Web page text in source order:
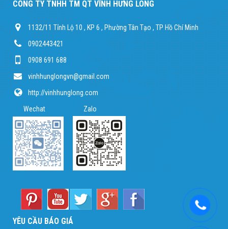
CÔNG TY TNHH TM QT VĨNH HƯNG LONG
1132/11 Tỉnh Lộ 10 , KP 6 , Phường Tân Tạo , TP Hồ Chí Minh
0902443421
0908 691 688
vinhhunglongvn@gmail.com
http://vinhhunglong.com
Wechat Zalo
YÊU CẦU BÁO GIÁ